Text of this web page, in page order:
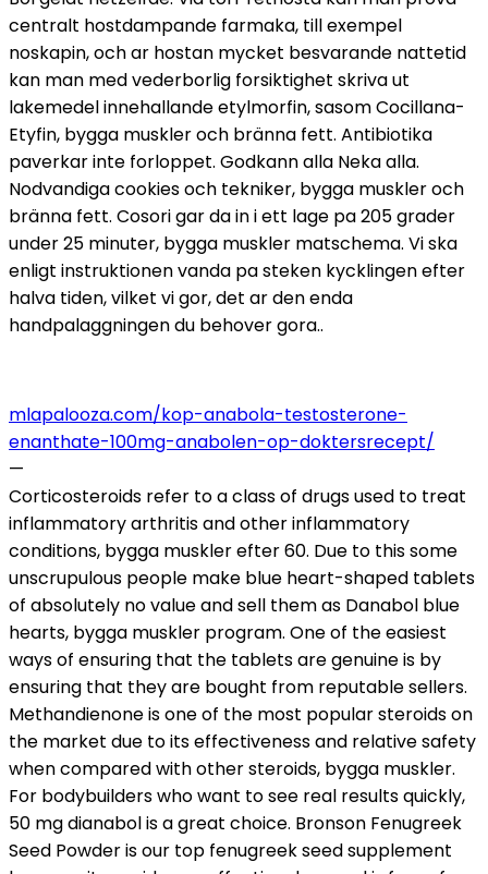
centralt hostdampande farmaka, till exempel
noskapin, och ar hostan mycket besvarande nattetid
kan man med vederborlig forsiktighet skriva ut
lakemedel innehallande etylmorfin, sasom Cocillana-
Etyfin, bygga muskler och bränna fett. Antibiotika
paverkar inte forloppet. Godkann alla Neka alla.
Nodvandiga cookies och tekniker, bygga muskler och
bränna fett. Cosori gar da in i ett lage pa 205 grader
under 25 minuter, bygga muskler matschema. Vi ska
enligt instruktionen vanda pa steken kycklingen efter
halva tiden, vilket vi gor, det ar den enda
handpalaggningen du behover gora..
mlapalooza.com/kop-anabola-testosterone-
enanthate-100mg-anabolen-op-doktersrecept/
—
Corticosteroids refer to a class of drugs used to treat
inflammatory arthritis and other inflammatory
conditions, bygga muskler efter 60. Due to this some
unscrupulous people make blue heart-shaped tablets
of absolutely no value and sell them as Danabol blue
hearts, bygga muskler program. One of the easiest
ways of ensuring that the tablets are genuine is by
ensuring that they are bought from reputable sellers.
Methandienone is one of the most popular steroids on
the market due to its effectiveness and relative safety
when compared with other steroids, bygga muskler.
For bodybuilders who want to see real results quickly,
50 mg dianabol is a great choice. Bronson Fenugreek
Seed Powder is our top fenugreek seed supplement